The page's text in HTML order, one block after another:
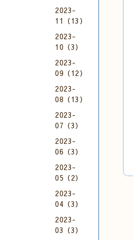
2023-
11（13）
2023-
10（3）
2023-
09（12）
2023-
08（13）
2023-
07（3）
2023-
06（3）
2023-
05（2）
2023-
04（3）
2023-
03（3）